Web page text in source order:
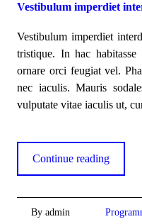
Vestibulum imperdiet
Vestibulum imperdiet
tristique. In hac
ornare orci feugiat vel.
nec iaculis. Mauris
vulputate vitae iaculis ut,
Continue reading
By admin